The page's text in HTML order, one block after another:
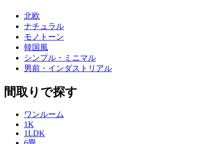
北欧
ナチュラル
モノトーン
韓国風
シンプル・ミニマル
男前・インダストリアル
間取りで探す
ワンルーム
1K
1LDK